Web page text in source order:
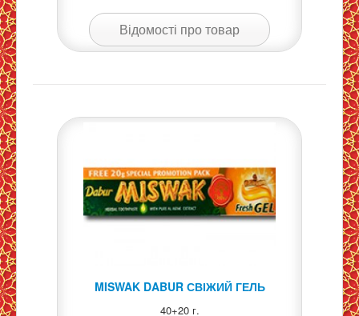
Відомості про товар
MISWAK DABUR СВІЖИЙ ГЕЛЬ
40+20 г.